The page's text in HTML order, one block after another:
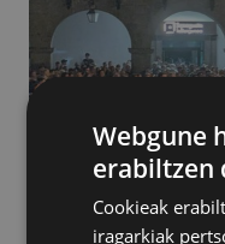
Webgune
erabiltzen
Cookieak
iragarkiak